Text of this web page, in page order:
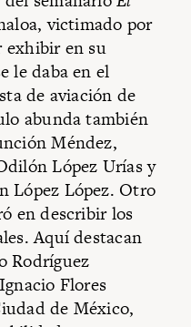
victimado por
exhibir en su
le daba en el
de aviación de
abunda también
Méndez,
López Urías y
López López. Otro
en describir los
Aquí destacan
Rodríguez
Flores
de México,